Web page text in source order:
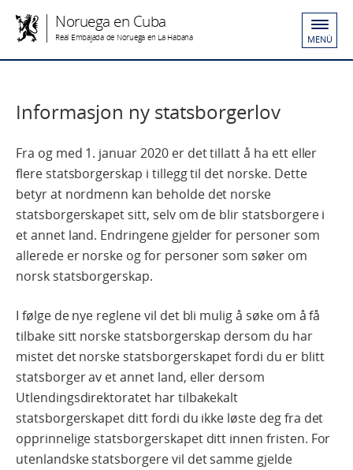
Noruega en Cuba
Real Embajada de Noruega en La Habana MENÚ
Informasjon ny statsborgerlov
Fra og med 1. januar 2020 er det tillatt å ha ett eller
flere statsborgerskap i tillegg til det norske. Dette
betyr at nordmenn kan beholde det norske
statsborgerskapet sitt, selv om de blir statsborgere i
et annet land. Endringene gjelder for personer som
allerede er norske og for personer som søker om
norsk statsborgerskap.
I følge de nye reglene vil det bli mulig å søke om å få
tilbake sitt norske statsborgerskap dersom du har
mistet det norske statsborgerskapet fordi du er blitt
statsborger av et annet land, eller dersom
Utlendingsdirektoratet har tilbakekalt
statsborgerskapet ditt fordi du ikke løste deg fra det
opprinnelige statsborgerskapet ditt innen fristen. For
utenlandske statsborgere vil det samme gjelde